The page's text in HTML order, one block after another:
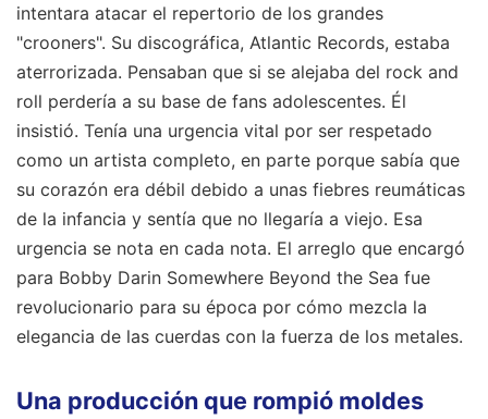
intentara atacar el repertorio de los grandes
"crooners". Su discográfica, Atlantic Records, estaba
aterrorizada. Pensaban que si se alejaba del rock and
roll perdería a su base de fans adolescentes. Él
insistió. Tenía una urgencia vital por ser respetado
como un artista completo, en parte porque sabía que
su corazón era débil debido a unas fiebres reumáticas
de la infancia y sentía que no llegaría a viejo. Esa
urgencia se nota en cada nota. El arreglo que encargó
para Bobby Darin Somewhere Beyond the Sea fue
revolucionario para su época por cómo mezcla la
elegancia de las cuerdas con la fuerza de los metales.
Una producción que rompió moldes